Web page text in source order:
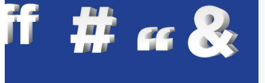
Images Éditoriales
Événements Éditoriaux